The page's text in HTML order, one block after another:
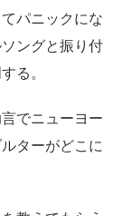
パニックにな
ングと振り付
る。
でニューヨー
ターがどこに